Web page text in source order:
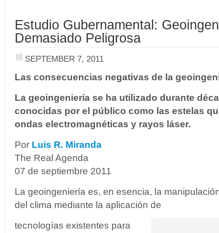
Estudio Gubernamental:
Demasiado Peligrosa
SEPTEMBER 7, 2011
Las consecuencias negativas de la
La geoingeniería se ha utilizado durante
conocidas por el público como las estelas
ondas electromagnéticas y rayos láser.
Por Luis R. Miranda
The Real Agenda
07 de septiembre 2011
La geoingeniería es, en esencia, la
del clima mediante la aplicación de
tecnologías existentes para